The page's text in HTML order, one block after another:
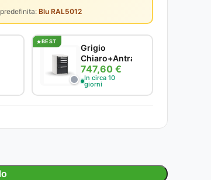
Blu RAL5012
BEST
Grigio
Chiaro+Antracite
747,60 €
In circa 10
giorni